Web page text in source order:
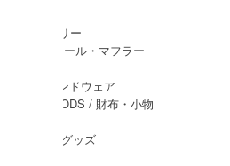
/ アクセサリー
/ ストール・マフラー
/ 手袋・ハンドウェア
GOODS / 財布・小物
/ その他グッズ